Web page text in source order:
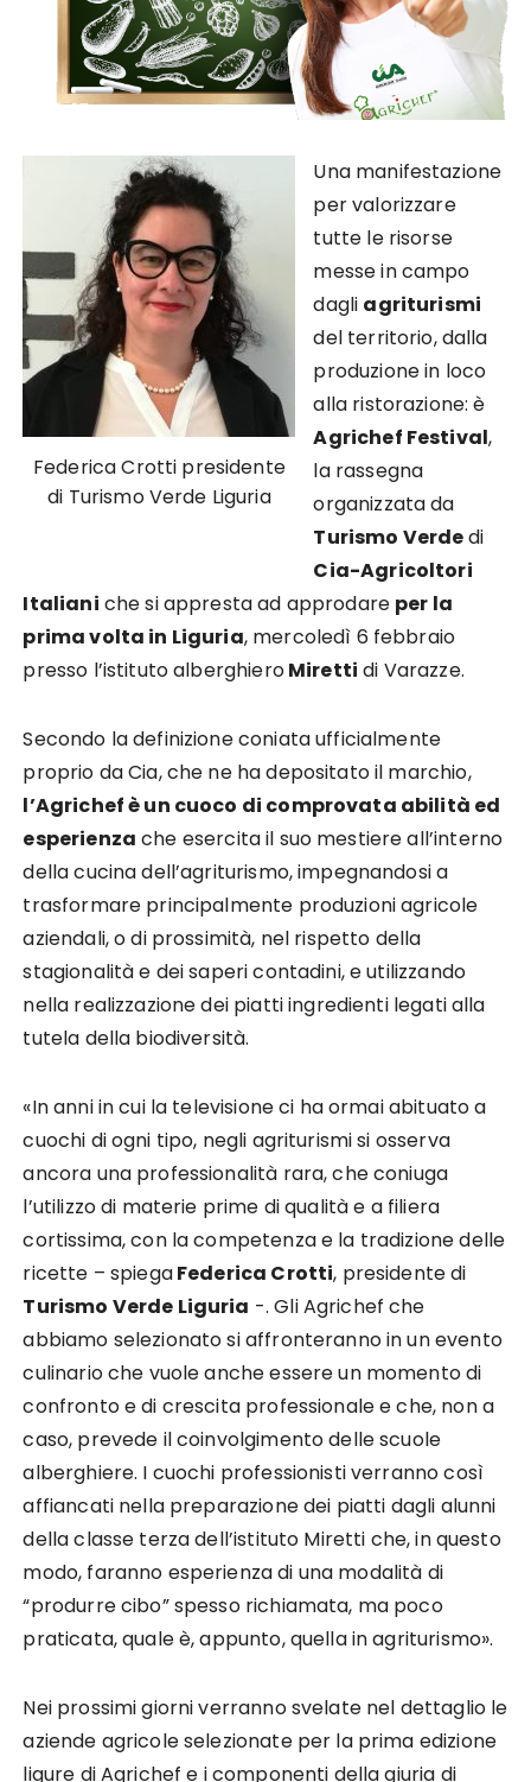
Federica Crotti presidente
di Turismo Verde Liguria
Una manifestazione
per valorizzare
tutte le risorse
messe in campo
dagli agriturismi
del territorio, dalla
produzione in loco
alla ristorazione: è
Agrichef Festival,
la rassegna
organizzata da
Turismo Verdedi
Cia-Agricoltori
Italiani che si appresta ad approdare per la
prima volta in Liguria, mercoledì 6 febbraio
presso l’istituto alberghieroMiretti di Varazze.
Secondo la definizione coniata ufficialmente
proprio da Cia, che ne ha depositato il marchio,
l’Agrichef è un cuoco di comprovata abilità ed
esperienza che esercita il suo mestiere all’interno
della cucina dell’agriturismo, impegnandosi a
trasformare principalmente produzioni agricole
aziendali, o di prossimità, nel rispetto della
stagionalità e dei saperi contadini, e utilizzando
nella realizzazione dei piatti ingredienti legati alla
tutela della biodiversità.
«In anni in cui la televisione ci ha ormai abituato a
cuochi di ogni tipo, negli agriturismi si osserva
ancora una professionalità rara, che coniuga
l’utilizzo di materie prime di qualità e a filiera
cortissima, con la competenza e la tradizione delle
ricette – spiegaFederica Crotti, presidente di
Turismo Verde Liguria -. Gli Agrichef che
abbiamo selezionato si affronteranno in un evento
culinario che vuole anche essere un momento di
confronto e di crescita professionale e che, non a
caso, prevede il coinvolgimento delle scuole
alberghiere. I cuochi professionisti verranno così
affiancati nella preparazione dei piatti dagli alunni
della classe terza dell’istituto Miretti che, in questo
modo, faranno esperienza di una modalità di
“produrre cibo” spesso richiamata, ma poco
praticata, quale è, appunto, quella in agriturismo».
Nei prossimi giorni verranno svelate nel dettaglio le
aziende agricole selezionate per la prima edizione
ligure di Agrichef e i componenti della giuria di